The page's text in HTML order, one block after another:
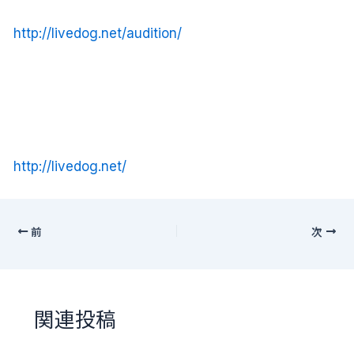
http://livedog.net/audition/
http://livedog.net/
前 次
関連投稿